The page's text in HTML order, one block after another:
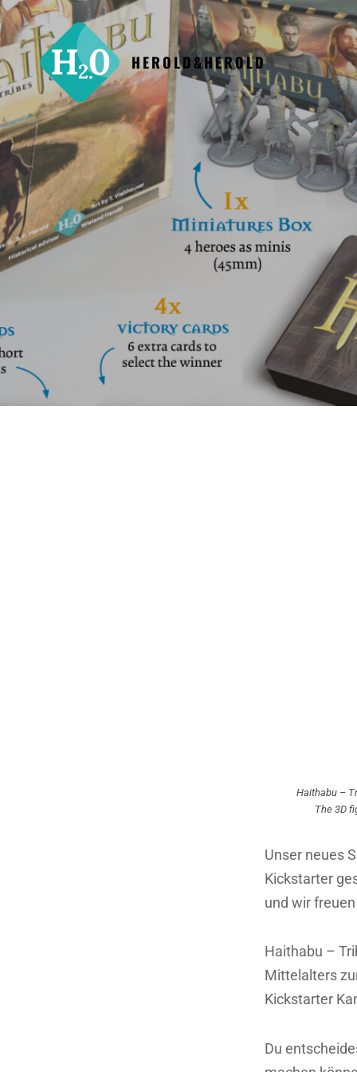
HEROLD&HEROLD
Haithabu –
The 3D
Unser neues
Kickstarter
und wir
Haithabu –
Mittelalters
Kickstarter
Du